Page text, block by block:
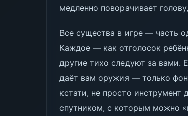
медленно поворачивает
Все существа в игре — часть
Каждое — как отголосок
другие тихо следуют за вами.
даёт вам оружия — только
кстати, не просто
спутником, с которым можно